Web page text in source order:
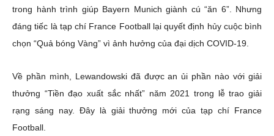
trong hành trình giúp Bayern Munich giành cú “ăn 6”. Nhưng
đáng tiếc là tạp chí France Football lại quyết định hủy cuộc bình
chọn “Quả bóng Vàng” vì ảnh hưởng của đại dịch COVID-19.
Về phần mình, Lewandowski đã được an ủi phần nào với giải
thưởng “Tiền đạo xuất sắc nhất” năm 2021 trong lễ trao giải
rạng sáng nay. Đây là giải thưởng mới của tạp chí France
Football.